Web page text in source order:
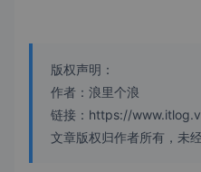
版权声明：
作者：浪里个浪
链接：https://
文章版权归作者所有，未